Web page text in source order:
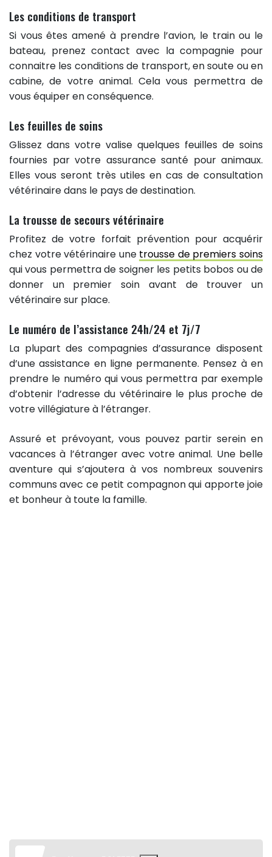
Les conditions de transport
Si vous êtes amené à prendre l’avion, le train ou le
bateau, prenez contact avec la compagnie pour
connaitre les conditions de transport, en soute ou en
cabine, de votre animal. Cela vous permettra de
vous équiper en conséquence.
Les feuilles de soins
Glissez dans votre valise quelques feuilles de soins
fournies par votre assurance santé pour animaux.
Elles vous seront très utiles en cas de consultation
vétérinaire dans le pays de destination.
La trousse de secours vétérinaire
Profitez de votre forfait prévention pour acquérir
chez votre vétérinaire une trousse de premiers soins
qui vous permettra de soigner les petits bobos ou de
donner un premier soin avant de trouver un
vétérinaire sur place.
Le numéro de l’assistance 24h/24 et 7j/7
La plupart des compagnies d’assurance disposent
d’une assistance en ligne permanente. Pensez à en
prendre le numéro qui vous permettra par exemple
d’obtenir l’adresse du vétérinaire le plus proche de
votre villégiature à l’étranger.
Assuré et prévoyant, vous pouvez partir serein en
vacances à l’étranger avec votre animal. Une belle
aventure qui s’ajoutera à vos nombreux souvenirs
communs avec ce petit compagnon qui apporte joie
et bonheur à toute la famille.